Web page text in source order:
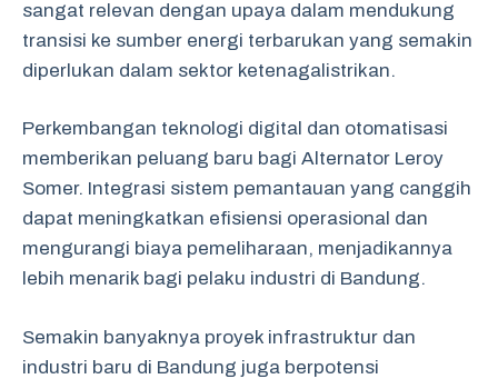
sangat relevan dengan upaya dalam mendukung
transisi ke sumber energi terbarukan yang semakin
diperlukan dalam sektor ketenagalistrikan.
Perkembangan teknologi digital dan otomatisasi
memberikan peluang baru bagi Alternator Leroy
Somer. Integrasi sistem pemantauan yang canggih
dapat meningkatkan efisiensi operasional dan
mengurangi biaya pemeliharaan, menjadikannya
lebih menarik bagi pelaku industri di Bandung.
Semakin banyaknya proyek infrastruktur dan
industri baru di Bandung juga berpotensi